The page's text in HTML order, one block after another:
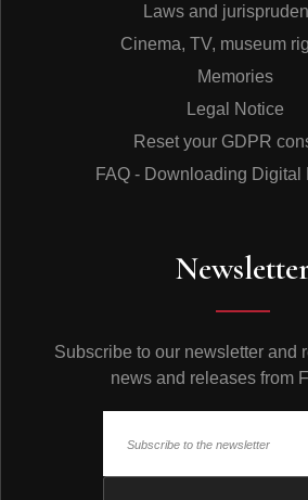
Laws and
Cinema, TV, museum
Memories
Legal Notice
Reset your GDPR
FAQ - Downloading Digital
Subscribe to our newsletter and
news and releases from